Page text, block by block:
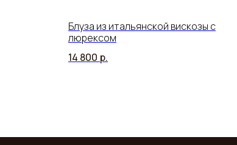
Блуза из итальянской вискозы с
люрексом
14 800 р.